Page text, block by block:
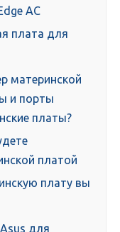
AC
плата для
материнской
и порты
платы?
платой
плату вы
для